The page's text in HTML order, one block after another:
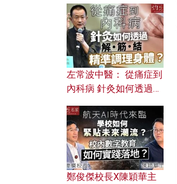
的七情六欲？
左常波中醫： 從痛症到
內科病 針灸如何透過解
鄭俊傑校長X陳穎華主